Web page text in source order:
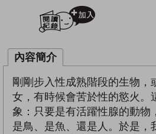
內容簡介
剛剛步入性成熟階段的生物，
女，有時候會苦於性的慾火。
象：只要是有活躍性腺的動物
是鳥、是魚、還是人。於是，